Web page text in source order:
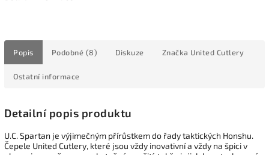
Popis Podobné (8) Diskuze Značka United Cutlery
Ostatní informace
Detailní popis produktu
U.C. Spartan je výjimečným přírůstkem do řady taktických Honshu.
Čepele United Cutlery, které jsou vždy inovativní a vždy na špici v